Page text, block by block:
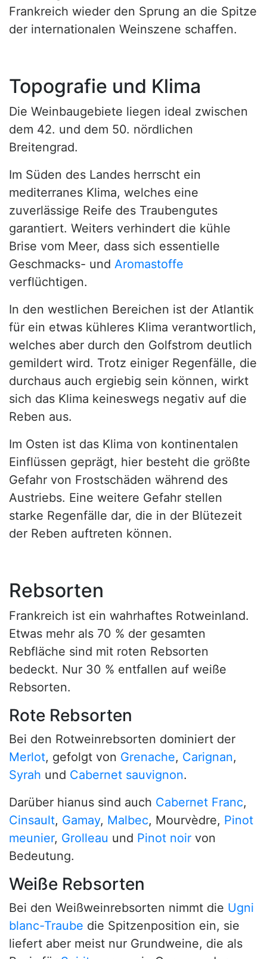
Frankreich wieder den Sprung an die Spitze
der internationalen Weinszene schaffen.
Topografie und Klima
Die Weinbaugebiete liegen ideal zwischen
dem 42. und dem 50. nördlichen
Breitengrad.
Im Süden des Landes herrscht ein
mediterranes Klima, welches eine
zuverlässige Reife des Traubengutes
garantiert. Weiters verhindert die kühle
Brise vom Meer, dass sich essentielle
Geschmacks- und Aromastoffe
verflüchtigen.
In den westlichen Bereichen ist der Atlantik
für ein etwas kühleres Klima verantwortlich,
welches aber durch den Golfstrom deutlich
gemildert wird. Trotz einiger Regenfälle, die
durchaus auch ergiebig sein können, wirkt
sich das Klima keineswegs negativ auf die
Reben aus.
Im Osten ist das Klima von kontinentalen
Einflüssen geprägt, hier besteht die größte
Gefahr von Frostschäden während des
Austriebs. Eine weitere Gefahr stellen
starke Regenfälle dar, die in der Blütezeit
der Reben auftreten können.
Rebsorten
Frankreich ist ein wahrhaftes Rotweinland.
Etwas mehr als 70 % der gesamten
Rebfläche sind mit roten Rebsorten
bedeckt. Nur 30 % entfallen auf weiße
Rebsorten.
Rote Rebsorten
Bei den Rotweinrebsorten dominiert der
Merlot, gefolgt von Grenache, Carignan,
Syrah und Cabernet sauvignon.
Darüber hianus sind auch Cabernet Franc,
Cinsault, Gamay, Malbec, Mourvèdre, Pinot
meunier, Grolleau und Pinot noir von
Bedeutung.
Weiße Rebsorten
Bei den Weißweinrebsorten nimmt die Ugni
blanc-Traube die Spitzenposition ein, sie
liefert aber meist nur Grundweine, die als